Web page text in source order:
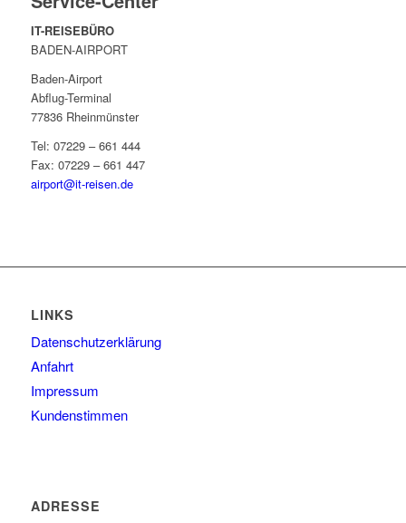
IT-REISEBÜRO
BADEN-AIRPORT
Baden-Airport
Abflug-Terminal
77836 Rheinmünster
Tel: 07229 – 661 444
Fax: 07229 – 661 447
airport@it-reisen.de
LINKS
Datenschutzerklärung
Anfahrt
Impressum
Kundenstimmen
ADRESSE